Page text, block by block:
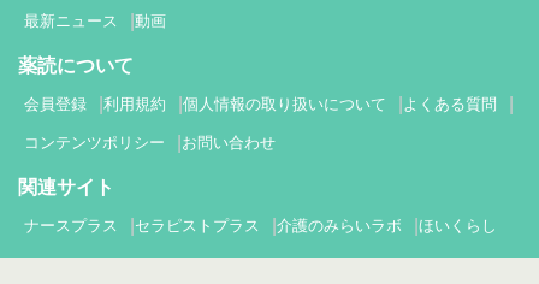
最新ニュース 動画
薬読について
会員登録 利用規約 個人情報の取り扱いについて よくある質問
コンテンツポリシー お問い合わせ
関連サイト
ナースプラス セラピストプラス 介護のみらいラボ ほいくらし